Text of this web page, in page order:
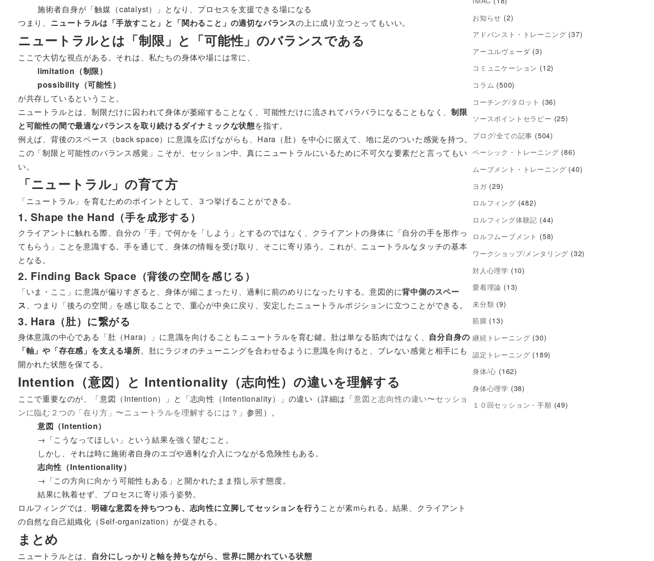
施術者自身が「触媒（catalyst）」となり、プロセスを支援できる場になる
つまり、 ニュートラルは「手放すこと」と「関わること」の適切なバランスの上に成り立つとってもいい。
ニュートラルとは「制限」と「可能性」のバランスである
ここで大切な視点がある。それは、私たちの身体や場には常に、
limitation（制限）
possibility（可能性）
が共存しているということ。
ニュートラルとは、制限だけに囚われて身体が萎縮することなく、可能性だけに流されてバラバラになることもなく、制限
と可能性の間で最適なバランスを取り続けるダイナミックな状態を指す。
例えば、背後のスペース（back space）に意識を広げながらも、Hara（肚）を中心に据えて、地に足のついた感覚を持つ。
この「制限と可能性のバランス感覚」こそが、セッション中、真にニュートラルにいるために不可欠な要素だと言ってもい
い。
「ニュートラル」の育て方
「ニュートラル」を育むためのポイントとして、３つ挙げることができる。
1. Shape the Hand（手を成形する）
クライアントに触れる際、自分の「手」で何かを「しよう」とするのではなく、クライアントの身体に「自分の手を形作っ
てもらう」ことを意識する。手を通じて、身体の情報を受け取り、そこに寄り添う。これが、ニュートラルなタッチの基本
となる。
2. Finding Back Space（背後の空間を感じる）
「いま・ここ」に意識が偏りすぎると、身体が縮こまったり、過剰に前のめりになったりする。意図的に背中側のスペー
ス、つまり「後ろの空間」を感じ取ることで、重心が中央に戻り、安定したニュートラルポジションに立つことができる。
3. Hara（肚）に繋がる
身体意識の中心である「肚（Hara）」に意識を向けることもニュートラルを育む鍵。肚は単なる筋肉ではなく、 自分自身の
「軸」や「存在感」を支える場所。肚にラジオのチューニングを合わせるように意識を向けると、ブレない感覚と相手にも
開かれた状態を保てる。
Intention（意図）と Intentionality（志向性）の違いを理解する
ここで重要なのが、「意図（Intention）」と「志向性（Intentionality）」の違い（詳細は「意図と志向性の違い〜セッショ
ンに臨む２つの「在り方」〜ニュートラルを理解するには？ 」参照）。
意図（Intention）
→「こうなってほしい」という結果を強く望むこと。
しかし、それは時に施術者自身のエゴや過剰な介入につながる危険性もある。
志向性（Intentionality）
→「この方向に向かう可能性もある」と開かれたまま指し示す態度。
結果に執着せず、プロセスに寄り添う姿勢。
ロルフィングでは、 明確な意図を持ちつつも、志向性に立脚してセッションを行う ことが素mられる。結果、クライアント
の自然な自己組織化（Self-organization）が促される。
まとめ
ニュートラルとは、 自分にしっかりと軸を持ちながら、世界に開かれている状態
お知らせ (2)
アドバンスト・トレーニング (37)
アーユルヴェーダ (3)
コミュニケーション (12)
コラム (500)
コーチング/タロット (36)
ソースポイントセラピー (25)
ブログ/全ての記事 (504)
ベーシック・トレーニング (86)
ムーブメント・トレーニング (40)
ヨガ (29)
ロルフィング (482)
ロルフィング体験記 (44)
ロルフムーブメント (58)
ワークショップ/メンタリング (32)
対人心理学 (10)
愛着理論 (13)
未分類 (9)
筋膜 (13)
継続トレーニング (30)
認定トレーニング (189)
身体/心 (162)
身体心理学 (38)
１０回セッション・手順 (49)